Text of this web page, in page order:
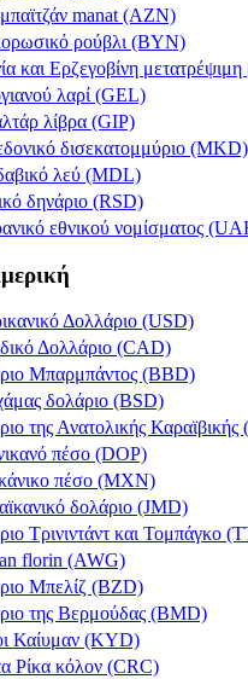
manat (AZN)
ρούβλι (BYN)
και Ερζεγοβίνη
λαρί (GEL)
λίβρα (GIP)
δισεκατομμύριο (MKD)
λεύ (MDL)
δηνάριο (RSD)
εθνικού νομίσματος
Δολλάριο (USD)
Δολλάριο (CAD)
Μπαρμπάντος (BBD)
δολάριο (BSD)
της Ανατολικής
πέσο (DOP)
πέσο (MXN)
δολάριο (JMD)
Τρινιντάντ και Τομπάγκο
florin (AWG)
Μπελίζ (BZD)
της Βερμούδας (BMD)
Καίυμαν (KYD)
Ρίκα κόλον (CRC)